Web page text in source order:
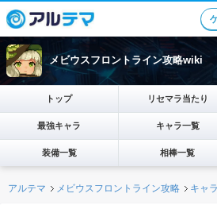
メビウスフロントライン攻略wiki
トップ リセマラ当たり
最強キャラ キャラ一覧
装備一覧 相棒一覧
アルテマ メビウスフロントライン攻略 キャラ